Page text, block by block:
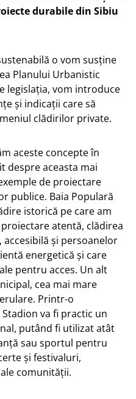
durabile din Sibiu
o vom susține
Planului Urbanistic
legislația, vom introduce
și indicații care să
clădirilor private.
aceste concepte în
despre aceasta mai
de proiectare
publice. Baia Populară
istorică pe care am
atentă, clădirea
și persoanelor
energetică și care
pentru acces. Un alt
cea mai mare
Printr-o
va fi practic un
putând fi utilizat atât
sau sportul pentru
și festivaluri,
comunității.